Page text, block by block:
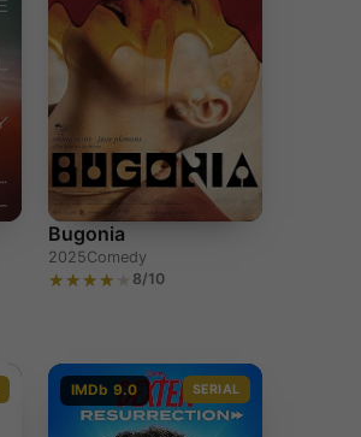
Bugonia
2025Comedy
8/10
IMDb 9.0 SERIAL